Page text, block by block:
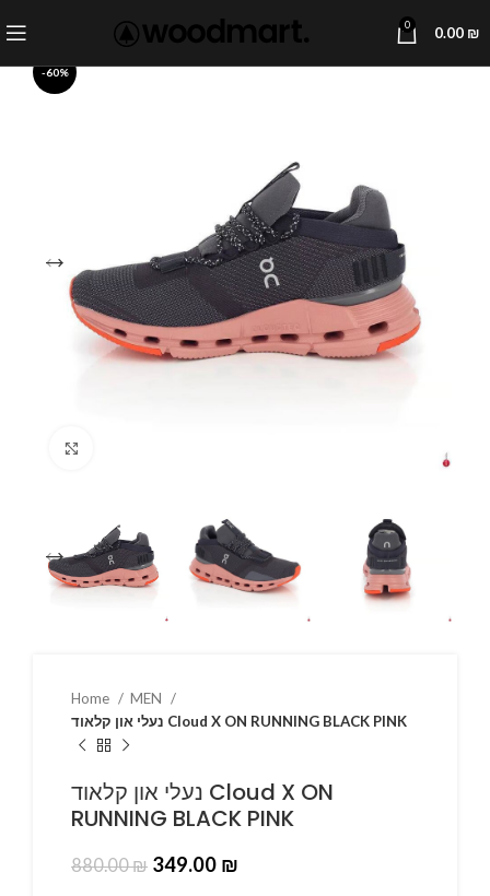
0 0.00 ₪
-60%
Home
MEN
נעלי און קלאוד Cloud X ON RUNNING BLACK PINK
נעלי און קלאוד Cloud X ON
RUNNING BLACK PINK
880.00₪ 349.00 ₪